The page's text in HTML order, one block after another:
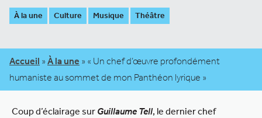
À la une Culture Musique Théâtre
Accueil » À la une » « Un chef d’œuvre profondément
humaniste au sommet de mon Panthéon lyrique »
Coup d’éclairage sur Guillaume Tell, le dernier chef